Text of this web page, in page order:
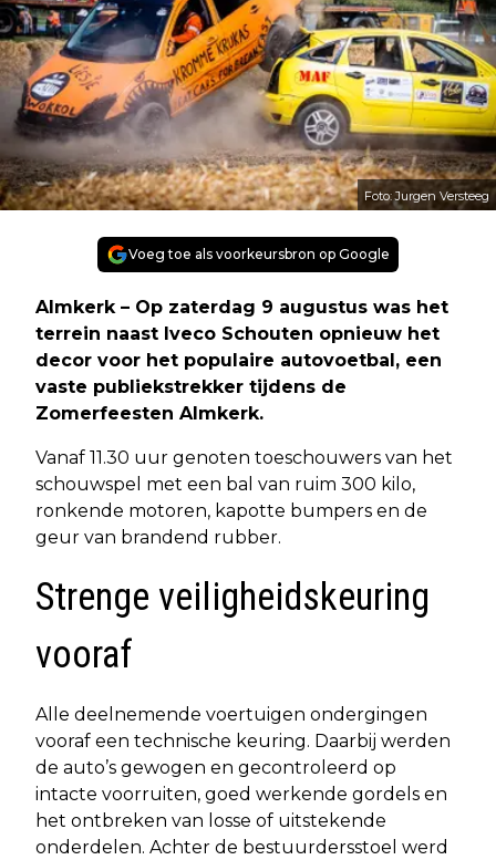
Foto: Jurgen Versteeg
Voeg toe als voorkeursbron op Google
Almkerk – Op zaterdag 9 augustus was het
terrein naast Iveco Schouten opnieuw het
decor voor het populaire autovoetbal, een
vaste publiekstrekker tijdens de
Zomerfeesten Almkerk.
Vanaf 11.30 uur genoten toeschouwers van het
schouwspel met een bal van ruim 300 kilo,
ronkende motoren, kapotte bumpers en de
geur van brandend rubber.
Strenge veiligheidskeuring
vooraf
Alle deelnemende voertuigen ondergingen
vooraf een technische keuring. Daarbij werden
de auto’s gewogen en gecontroleerd op
intacte voorruiten, goed werkende gordels en
het ontbreken van losse of uitstekende
onderdelen. Achter de bestuurdersstoel werd